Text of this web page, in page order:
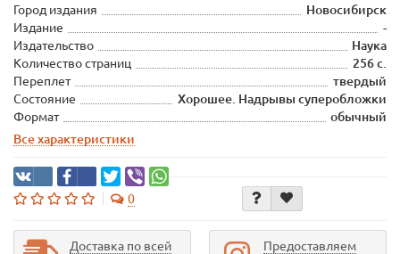
Город издания
Новосибирск
Издание
-
Издательство
Наука
Количество страниц
256 с.
Переплет
твердый
Состояние
Хорошее. Надрывы суперобложки
Формат
обычный
Все характеристики
0
Доставка по всей
Предоставляем